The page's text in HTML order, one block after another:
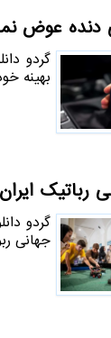
دنده عوض
گردو
بهینه
رباتیک
گردو
جهانی ربوکاپ